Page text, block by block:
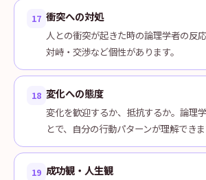
17 衝突への対処
人との衝突が起きた時の論理学者の反
対峙・交渉など個性があります。
18 変化への態度
変化を歓迎するか、抵抗するか。論理
とで、自分の行動パターンが理解できま
19 成功観・人生観